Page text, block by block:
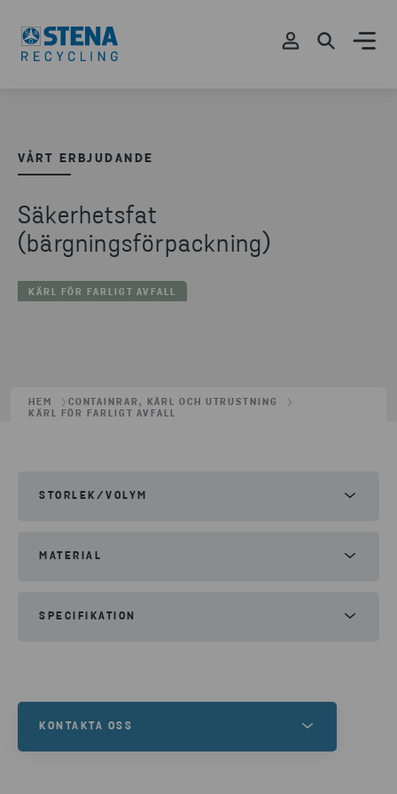
VÅRT ERBJUDANDE
Säkerhetsfat
(bärgningsförpackning)
KÄRL FÖR FARLIGT AVFALL
HEM
CONTAINRAR, KÄRL OCH UTRUSTNING
KÄRL FÖR FARLIGT AVFALL
STORLEK/VOLYM
MATERIAL
SPECIFIKATION
KONTAKTA OSS